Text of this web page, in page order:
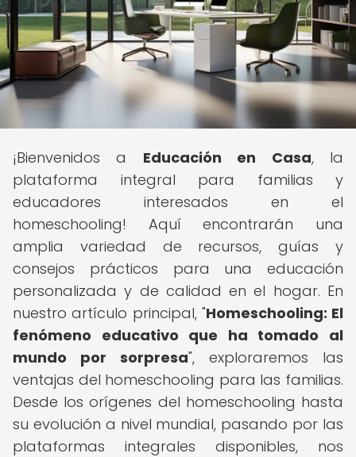
¡Bienvenidos a Educación en Casa, la
plataforma integral para familias y
educadores interesados en el
homeschooling! Aquí encontrarán una
amplia variedad de recursos, guías y
consejos prácticos para una educación
personalizada y de calidad en el hogar. En
nuestro artículo principal, "Homeschooling: El
fenómeno educativo que ha tomado al
mundo por sorpresa", exploraremos las
ventajas del homeschooling para las familias.
Desde los orígenes del homeschooling hasta
su evolución a nivel mundial, pasando por las
plataformas integrales disponibles, nos